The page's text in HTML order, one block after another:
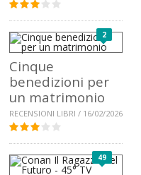
2
Cinque
benedizioni per
un matrimonio
RECENSIONI LIBRI / 16/02/2026
49